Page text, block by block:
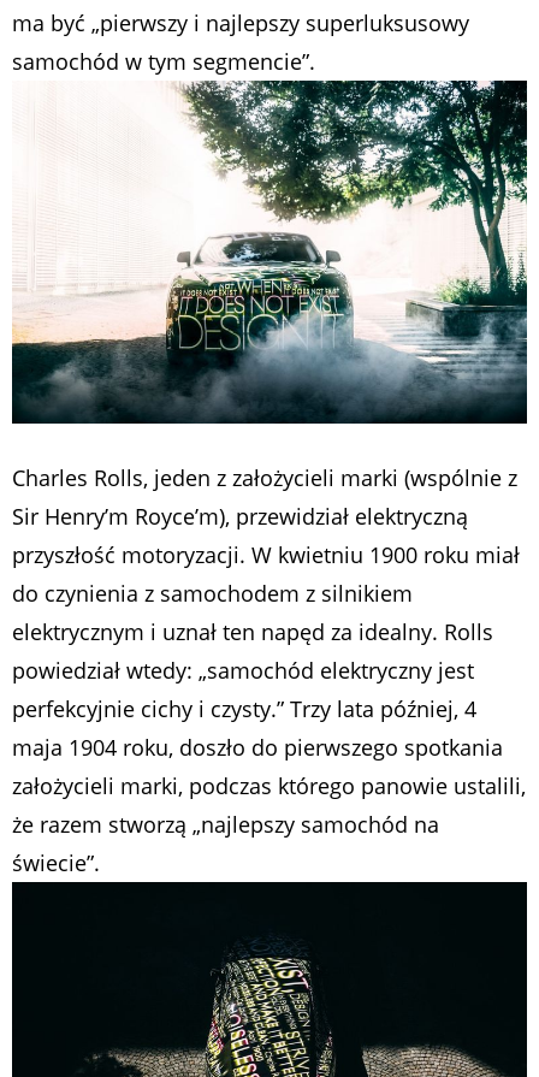
ma być „pierwszy i najlepszy superluksusowy
samochód w tym segmencie”.
Charles Rolls, jeden z założycieli marki (wspólnie z
Sir Henry’m Royce’m), przewidział elektryczną
przyszłość motoryzacji. W kwietniu 1900 roku miał
do czynienia z samochodem z silnikiem
elektrycznym i uznał ten napęd za idealny. Rolls
powiedział wtedy: „samochód elektryczny jest
perfekcyjnie cichy i czysty.” Trzy lata później, 4
maja 1904 roku, doszło do pierwszego spotkania
założycieli marki, podczas którego panowie ustalili,
że razem stworzą „najlepszy samochód na
świecie”.